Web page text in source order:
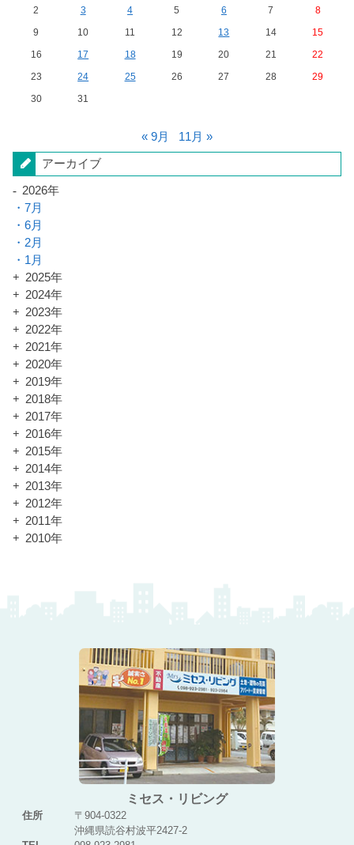
2
3 4 5 6 7
8
9
10 11 12 13 14
15
16
17 18 19 20 21
22
23
24 25 26 27 28
29
30
31
« 9月 11月 »
アーカイブ
2026年
7月
6月
2月
1月
2025年
2024年
2023年
2022年
2021年
2020年
2019年
2018年
2017年
2016年
2015年
2014年
2013年
2012年
2011年
2010年
ミセス・リビング
住所
〒904-0322
沖縄県読谷村波平2427-2